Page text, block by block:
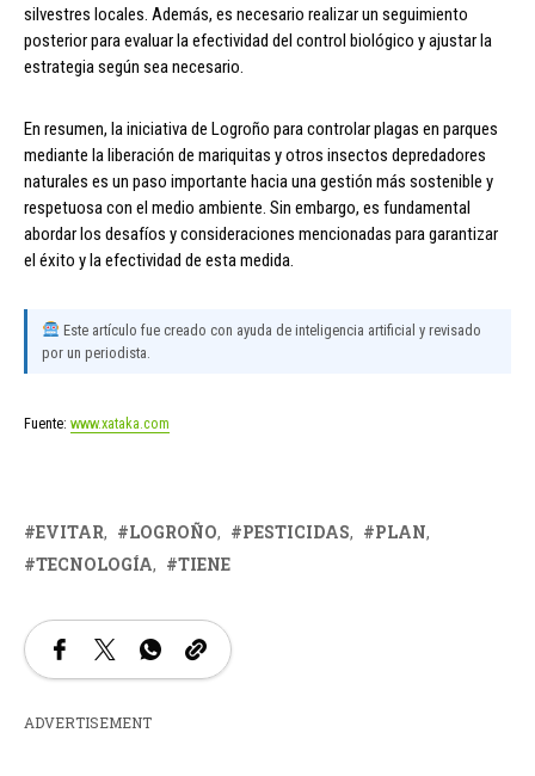
silvestres locales. Además, es necesario realizar un seguimiento
posterior para evaluar la efectividad del control biológico y ajustar la
estrategia según sea necesario.
En resumen, la iniciativa de Logroño para controlar plagas en parques
mediante la liberación de mariquitas y otros insectos depredadores
naturales es un paso importante hacia una gestión más sostenible y
respetuosa con el medio ambiente. Sin embargo, es fundamental
abordar los desafíos y consideraciones mencionadas para garantizar
el éxito y la efectividad de esta medida.
Este artículo fue creado con ayuda de inteligencia artificial y revisado
por un periodista.
Fuente: www.xataka.com
EVITAR LOGROÑO PESTICIDAS
PLAN
TECNOLOGÍA
TIENE
ADVERTISEMENT